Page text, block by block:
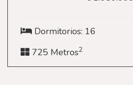
Dormitorios: 16
725 Metros2